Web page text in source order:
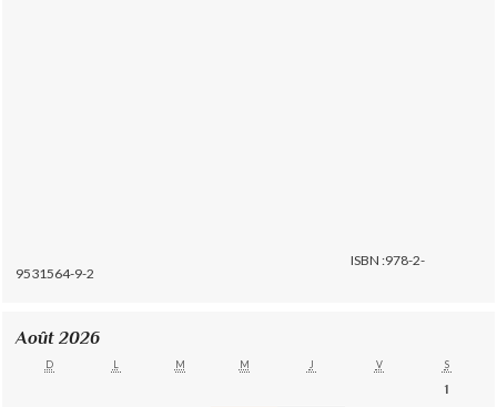
ISBN :978-2-
9531564-9-2
Août 2026
D L M M J V S
1